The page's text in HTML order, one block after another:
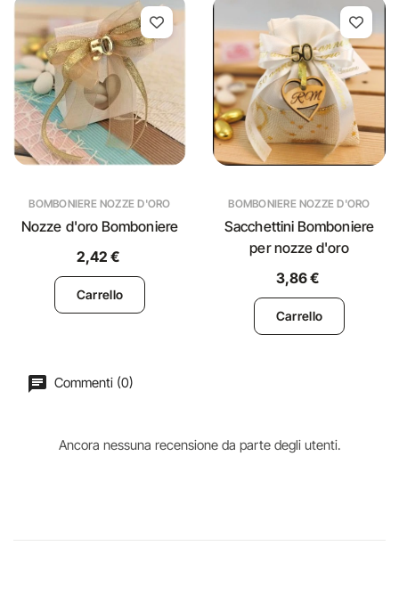
BOMBONIERE NOZZE D'ORO
Nozze d'oro Bomboniere
2,42 €
Carrello
BOMBONIERE NOZZE D'ORO
Sacchettini Bomboniere
per nozze d'oro
3,86 €
Carrello
Commenti (0)
Ancora nessuna recensione da parte degli utenti.